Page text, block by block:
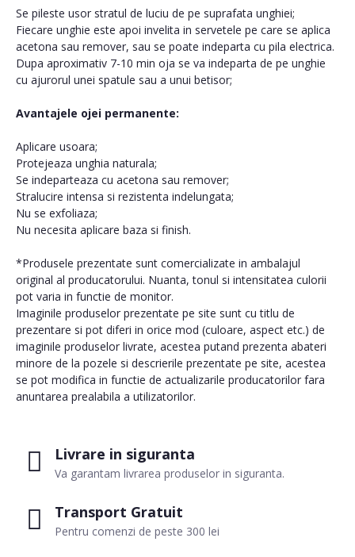
Livrare in siguranta
Va garantam livrarea produselor in siguranta.
Transport Gratuit
Pentru comenzi de peste 300 lei
Se pileste usor stratul de luciu de pe suprafata unghiei;
Fiecare unghie este apoi invelita in servetele pe care se aplica
acetona sau remover, sau se poate indeparta cu pila electrica.
Dupa aproximativ 7-10 min oja se va indeparta de pe unghie
cu ajurorul unei spatule sau a unui betisor;
Avantajele ojei permanente:
Aplicare usoara;
Protejeaza unghia naturala;
Se indeparteaza cu acetona sau remover;
Stralucire intensa si rezistenta indelungata;
Nu se exfoliaza;
Nu necesita aplicare baza si finish.
*Produsele prezentate sunt comercializate in ambalajul
original al producatorului. Nuanta, tonul si intensitatea culorii
pot varia in functie de monitor.
Imaginile produselor prezentate pe site sunt cu titlu de
prezentare si pot diferi in orice mod (culoare, aspect etc.) de
imaginile produselor livrate, acestea putand prezenta abateri
minore de la pozele si descrierile prezentate pe site, acestea
se pot modifica in functie de actualizarile producatorilor fara
anuntarea prealabila a utilizatorilor.